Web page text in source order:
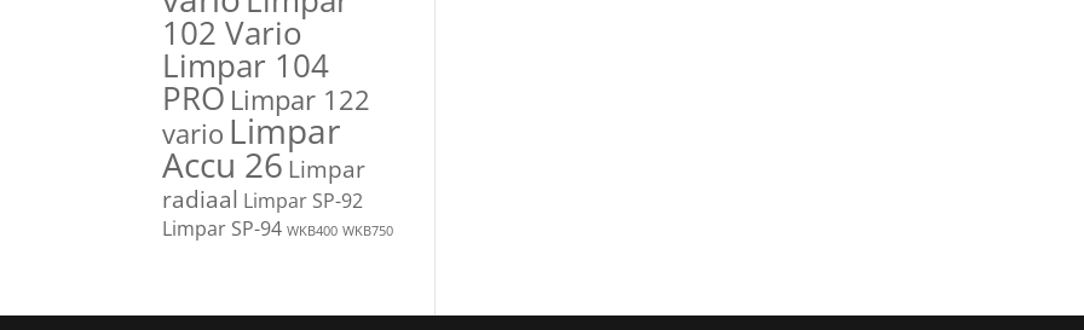
102 Vario
Limpar 104
PRO Limpar 122
vario Limpar
Accu 26 Limpar
radiaal Limpar SP-92
Limpar SP-94 WKB400 WKB750